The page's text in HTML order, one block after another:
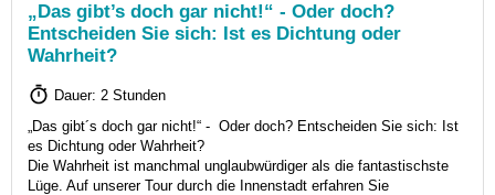
„Das gibt’s doch gar nicht!“ - Oder doch?
Entscheiden Sie sich: Ist es Dichtung oder
Wahrheit?
Dauer: 2 Stunden
„Das gibt´s doch gar nicht!“ - Oder doch? Entscheiden Sie sich: Ist
es Dichtung oder Wahrheit?
Die Wahrheit ist manchmal unglaubwürdiger als die fantastischste
Lüge. Auf unserer Tour durch die Innenstadt erfahren Sie